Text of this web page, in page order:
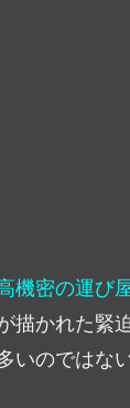
機密の運び屋
描かれた緊
いのではな